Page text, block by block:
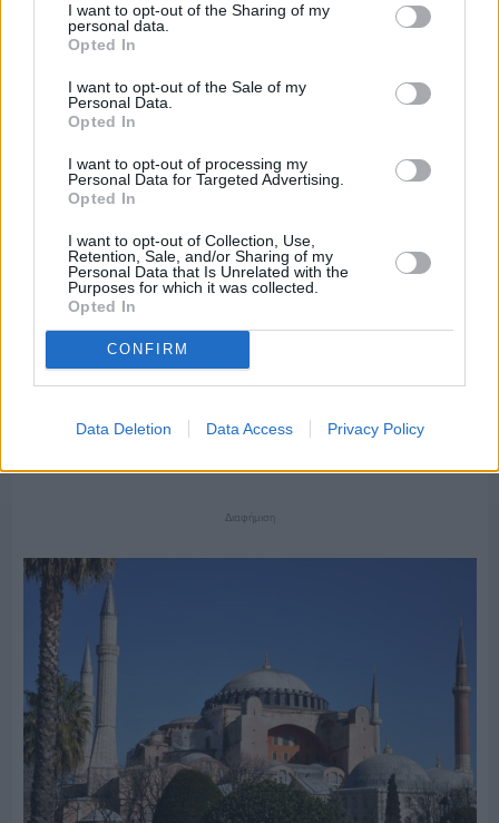
I want to opt-out of the Sharing of my
personal data.
Opted In
I want to opt-out of the Sale of my
Personal Data.
Opted In
I want to opt-out of processing my
Personal Data for Targeted Advertising.
Opted In
I want to opt-out of Collection, Use,
Retention, Sale, and/or Sharing of my
Personal Data that Is Unrelated with the
Purposes for which it was collected.
Opted In
CONFIRM
Data Deletion Data Access Privacy Policy
Βαρβασίου
Διακοπές ρεύματος: Συνασπισμό των
Διαφήμιση